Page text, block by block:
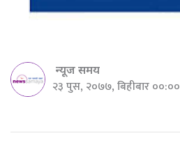
न्यूज समय
२३ पुस, २०७७, बिहीबार ००:००